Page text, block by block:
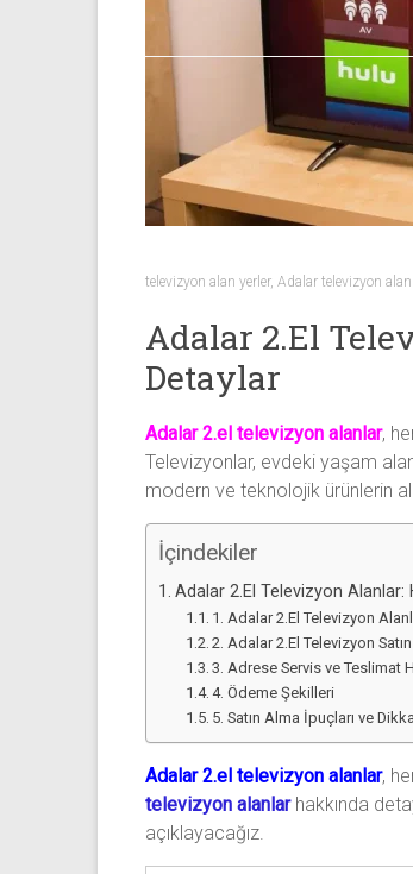
İkinci
Sıfır
Alanlar ile
iletişim
kurarak
2.
televizyonlarınızı
bize
satarak
nakit
alabilirsiniz.
TV
alanlar
adresten
alım
yapıyor
televizyon alan yerler, Adalar televizyon
Adalar 2.El
Detaylar
Adalar 2.el televizyon alanlar,
Televizyonlar, evdeki yaşam
modern ve teknolojik ürünlerin
İçindekiler
Adalar 2.El Televizyon Alanlar:
1. Adalar 2.El Televizyon
2. Adalar 2.El Televizyon
3. Adrese Servis ve Teslimat
4. Ödeme Şekilleri
5. Satın Alma İpuçları ve
Adalar 2.el televizyon alanlar,
televizyon alanlarhakkında
açıklayacağız.